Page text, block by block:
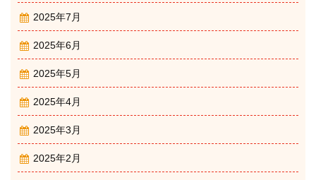
2025年7月
2025年6月
2025年5月
2025年4月
2025年3月
2025年2月